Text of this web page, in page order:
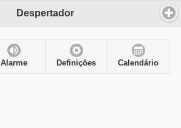
Despertador
Alarme Definições Calendário